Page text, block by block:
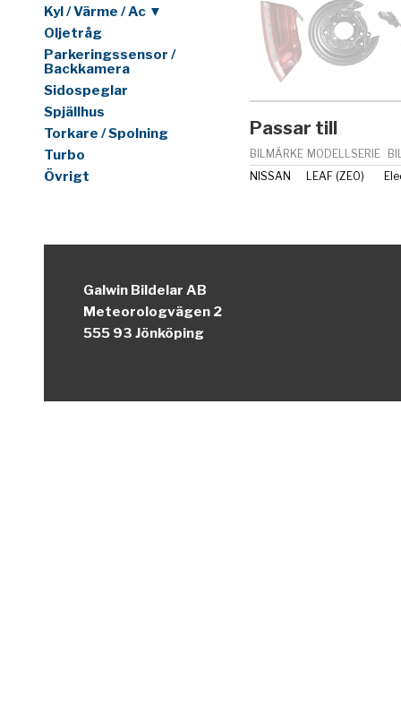
Kyl / Värme / Ac ▼
Oljetråg
Parkeringssensor /
Backkamera
Sidospeglar
Spjällhus
Torkare / Spolning
Turbo
Övrigt
Passar till
BILMÄRKE MODELLSERIE
NISSAN
LEAF (ZE0)
Galwin Bildelar AB
Meteorologvägen 2
555 93 Jönköping